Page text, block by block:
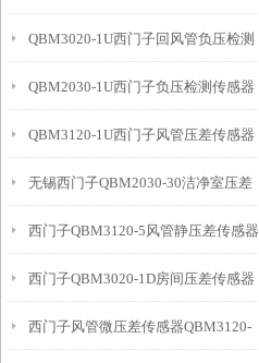
QBM3020-1U西门子回风管负压检测
传感器
QBM2030-1U西门子负压检测传感器
QBM3120-1U西门子风管压差传感器
工作模式
无锡西门子QBM2030-30洁净室压差
传感器
西门子QBM3120-5风管静压差传感器
优点
西门子QBM3020-1D房间压差传感器
带显示
西门子风管微压差传感器QBM3120-